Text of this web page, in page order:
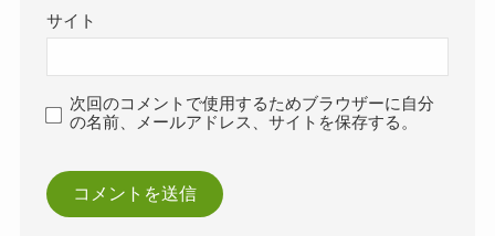
サイト
次回のコメントで使用するためブラウザーに自分
の名前、メールアドレス、サイトを保存する。